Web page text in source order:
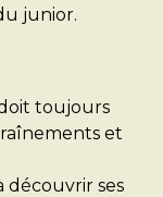
junior.
doit toujours
et
découvrir ses